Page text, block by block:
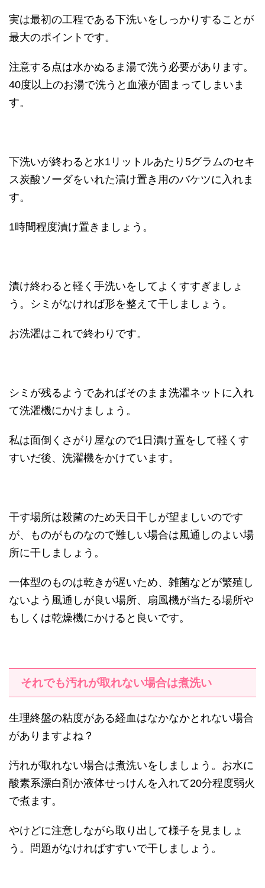
実は最初の工程である下洗いをしっかりすることが
最大のポイントです。
注意する点は水かぬるま湯で洗う必要があります。
40度以上のお湯で洗うと血液が固まってしまいま
す。
下洗いが終わると水1リットルあたり5グラムのセキ
ス炭酸ソーダをいれた漬け置き用のバケツに入れま
す。
1時間程度漬け置きましょう。
漬け終わると軽く手洗いをしてよくすすぎましょ
う。シミがなければ形を整えて干しましょう。
お洗濯はこれで終わりです。
シミが残るようであればそのまま洗濯ネットに入れ
て洗濯機にかけましょう。
私は面倒くさがり屋なので1日漬け置をして軽くす
すいだ後、洗濯機をかけています。
干す場所は殺菌のため天日干しが望ましいのです
が、ものがものなので難しい場合は風通しのよい場
所に干しましょう。
一体型のものは乾きが遅いため、雑菌などが繁殖し
ないよう風通しが良い場所、扇風機が当たる場所や
もしくは乾燥機にかけると良いです。
それでも汚れが取れない場合は煮洗い
生理終盤の粘度がある経血はなかなかとれない場合
がありますよね？
汚れが取れない場合は煮洗いをしましょう。お水に
酸素系漂白剤か液体せっけんを入れて20分程度弱火
で煮ます。
やけどに注意しながら取り出して様子を見ましょ
う。問題がなければすすいで干しましょう。